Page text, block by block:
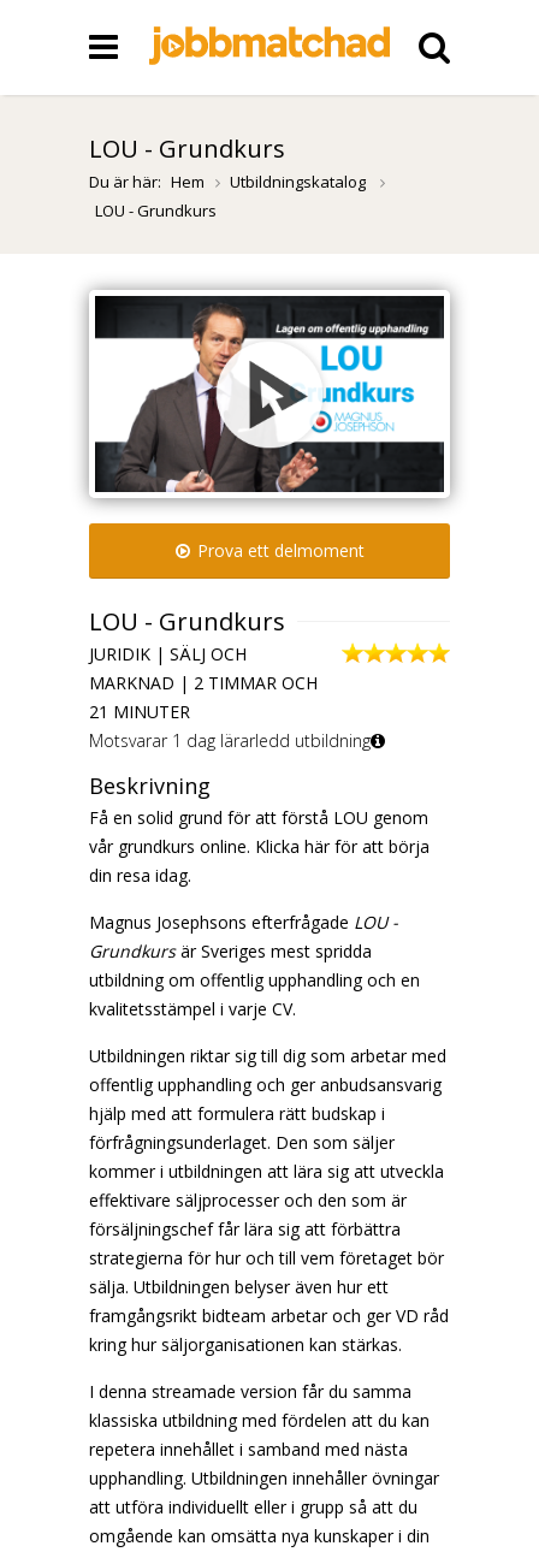
LOU - Grundkurs
Du är här: Hem
Utbildningskatalog
LOU - Grundkurs
Prova ett delmoment
LOU - Grundkurs
JURIDIK | SÄLJ OCH
MARKNAD | 2 TIMMAR OCH
21 MINUTER
Motsvarar 1 dag lärarledd utbildning
Beskrivning
Få en solid grund för att förstå LOU genom
vår grundkurs online. Klicka här för att börja
din resa idag.
Magnus Josephsons efterfrågade LOU -
Grundkursär Sveriges mest spridda
utbildning om offentlig upphandling och en
kvalitetsstämpel i varje CV.
Utbildningen riktar sig till dig som arbetar med
offentlig upphandling och ger anbudsansvarig
hjälp med att formulera rätt budskap i
förfrågningsunderlaget. Den som säljer
kommer i utbildningen att lära sig att utveckla
effektivare säljprocesser och den som är
försäljningschef får lära sig att förbättra
strategierna för hur och till vem företaget bör
sälja. Utbildningen belyser även hur ett
framgångsrikt bidteam arbetar och ger VD råd
kring hur säljorganisationen kan stärkas.
I denna streamade version får du samma
klassiska utbildning med fördelen att du kan
repetera innehållet i samband med nästa
upphandling. Utbildningen innehåller övningar
att utföra individuellt eller i grupp så att du
omgående kan omsätta nya kunskaper i din